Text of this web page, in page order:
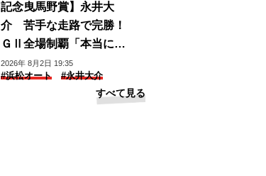
記念曳馬野賞】永井大
介 苦手な走路で完勝！
ＧⅡ全場制覇「本当に信
じられない」
2026年 8月2日 19:35
#浜松オート #永井大介
すべて見る